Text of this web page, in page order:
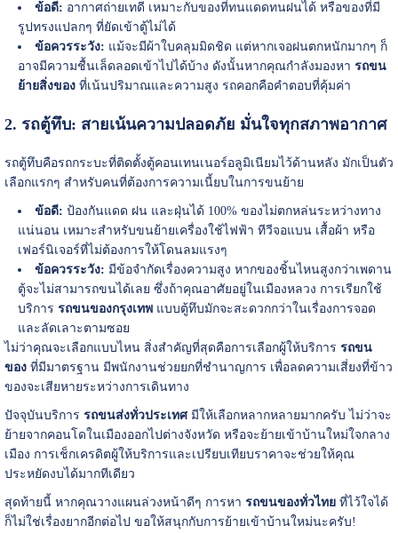
ข้อดี: อากาศถ่ายเทดี เหมาะกับของที่ทนแดดทนฝนได้ หรือของที่มี
รูปทรงแปลกๆ ที่ยัดเข้าตู้ไม่ได้
ข้อควรระวัง: แม้จะมีผ้าใบคลุมมิดชิด แต่หากเจอฝนตกหนักมากๆ ก็
อาจมีความชื้นเล็ดลอดเข้าไปได้บ้าง ดังนั้นหากคุณกำลังมองหา รถขน
ย้ายสิ่งของที่เน้นปริมาณและความสูง รถคอกคือคำตอบที่คุ้มค่า
2. รถตู้ทึบ: สายเน้นความปลอดภัย มั่นใจทุกสภาพอากาศ
รถตู้ทึบคือรถกระบะที่ติดตั้งตู้คอนเทนเนอร์อลูมิเนียมไว้ด้านหลัง มักเป็นตัว
เลือกแรกๆ สำหรับคนที่ต้องการความเนี้ยบในการขนย้าย
ข้อดี: ป้องกันแดด ฝน และฝุ่นได้ 100% ของไม่ตกหล่นระหว่างทาง
แน่นอน เหมาะสำหรับขนย้ายเครื่องใช้ไฟฟ้า ทีวีจอแบน เสื้อผ้า หรือ
เฟอร์นิเจอร์ที่ไม่ต้องการให้โดนลมแรงๆ
ข้อควรระวัง: มีข้อจำกัดเรื่องความสูง หากของชิ้นไหนสูงกว่าเพดาน
ตู้จะไม่สามารถขนได้เลย ซึ่งถ้าคุณอาศัยอยู่ในเมืองหลวง การเรียกใช้
บริการ รถขนของกรุงเทพแบบตู้ทึบมักจะสะดวกกว่าในเรื่องการจอด
และลัดเลาะตามซอย
ไม่ว่าคุณจะเลือกแบบไหน สิ่งสำคัญที่สุดคือการเลือกผู้ให้บริการ รถขน
ของที่มีมาตรฐาน มีพนักงานช่วยยกที่ชำนาญการ เพื่อลดความเสี่ยงที่ข้าว
ของจะเสียหายระหว่างการเดินทาง
ปัจจุบันบริการ รถขนส่งทั่วประเทศมีให้เลือกหลากหลายมากครับ ไม่ว่าจะ
ย้ายจากคอนโดในเมืองออกไปต่างจังหวัด หรือจะย้ายเข้าบ้านใหม่ใจกลาง
เมือง การเช็กเครดิตผู้ให้บริการและเปรียบเทียบราคาจะช่วยให้คุณ
ประหยัดงบได้มากทีเดียว
สุดท้ายนี้ หากคุณวางแผนล่วงหน้าดีๆ การหา รถขนของทั่วไทยที่ไว้ใจได้
ก็ไม่ใช่เรื่องยากอีกต่อไป ขอให้สนุกกับการย้ายเข้าบ้านใหม่นะครับ!